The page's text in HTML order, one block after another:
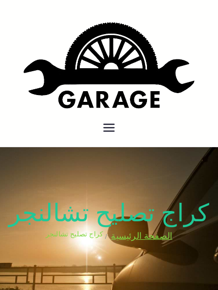
بنشر متنقل
كراج تصليح تشالنجر
الصفحة الرئيسية كراج تصليح تشالنجر